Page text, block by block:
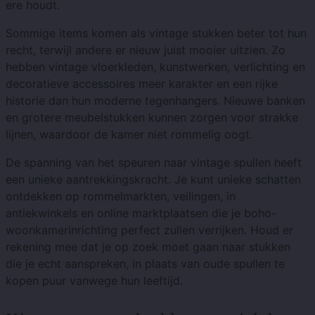
ere houdt.
Sommige items komen als vintage stukken beter tot hun
recht, terwijl andere er nieuw juist mooier uitzien. Zo
hebben vintage vloerkleden, kunstwerken, verlichting en
decoratieve accessoires meer karakter en een rijke
historie dan hun moderne tegenhangers. Nieuwe banken
en grotere meubelstukken kunnen zorgen voor strakke
lijnen, waardoor de kamer niet rommelig oogt.
De spanning van het speuren naar vintage spullen heeft
een unieke aantrekkingskracht. Je kunt unieke schatten
ontdekken op rommelmarkten, veilingen, in
antiekwinkels en online marktplaatsen die je boho-
woonkamerinrichting perfect zullen verrijken. Houd er
rekening mee dat je op zoek moet gaan naar stukken
die je echt aanspreken, in plaats van oude spullen te
kopen puur vanwege hun leeftijd.